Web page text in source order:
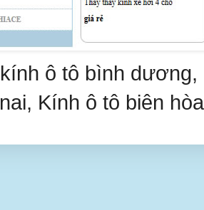
ô tô bình
Kính ô tô biên